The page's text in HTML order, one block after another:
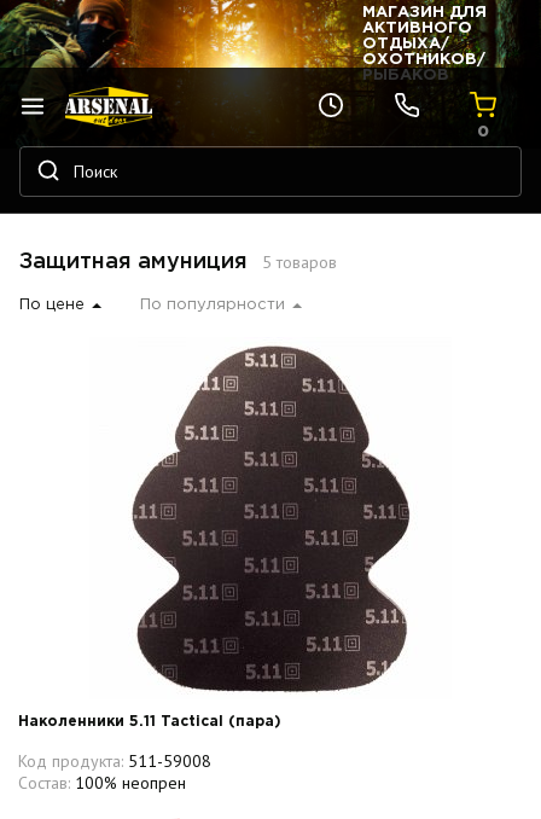
МАГАЗИН ДЛЯ
АКТИВНОГО
ОТДЫХА/
ОХОТНИКОВ/
РЫБАКОВ
0
Защитная амуниция 5 товаров
По цене По популярности
Наколенники 5.11 Tactical (пара)
Код продукта: 511-59008
Состав: 100% неопрен